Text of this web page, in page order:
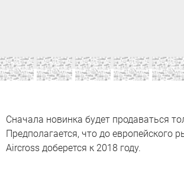
Сначала новинка будет продаваться
Предполагается, что до европейского
Aircross доберется к 2018 году.